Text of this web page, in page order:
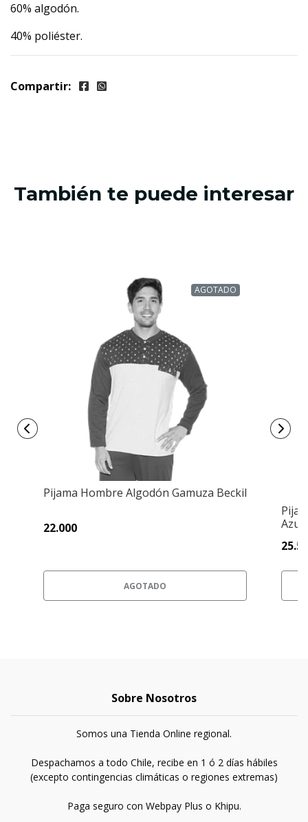
60% algodón.
40% poliéster.
Compartir:
También te puede interesar
AGOTADO
Pijama Hombre Algodón Gamuza Beckil
22.000
AGOTADO
Azul
Sobre Nosotros
Somos una Tienda Online regional.
Despachamos a todo Chile, recibe en 1 ó 2 días hábiles
(excepto contingencias climáticas o regiones extremas)
Paga seguro con Webpay Plus o Khipu.